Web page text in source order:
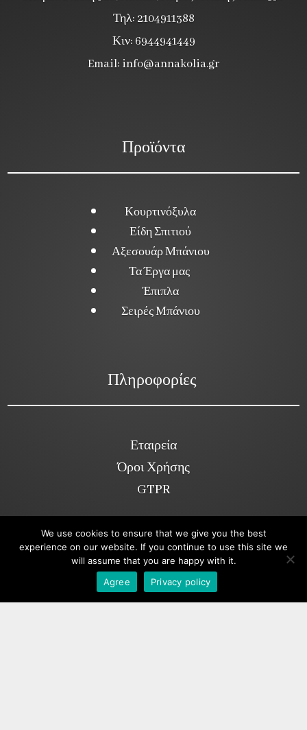
Τηλ: 2104911388
Κιν: 6944941449
Email: info@annakolia.gr
Προϊόντα
Κουρτινόξυλα
Είδη Σπιτιού
Αξεσουάρ Μπάνιου
Τα Έργα μας
Έπιπλα
Σειρές Μπάνιου
Πληροφορίες
Εταιρεία
Όροι Χρήσης
GTPR
Κοινωνικά Δίκτυα
We use cookies to ensure that we give you the best
experience on our website. If you continue to use this site we
will assume that you are happy with it.
Agree
Privacy policy
Viber